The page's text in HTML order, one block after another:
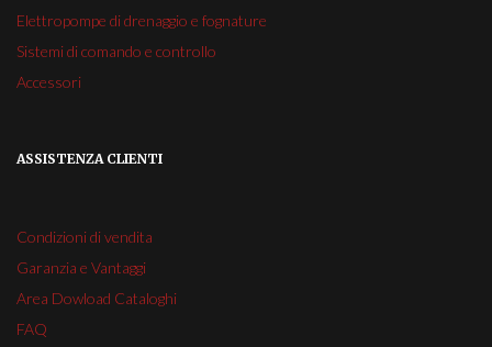
Elettropompe di drenaggio e fognature
Sistemi di comando e controllo
Accessori
ASSISTENZA CLIENTI
Condizioni di vendita
Garanzia e Vantaggi
Area Dowload Cataloghi
FAQ